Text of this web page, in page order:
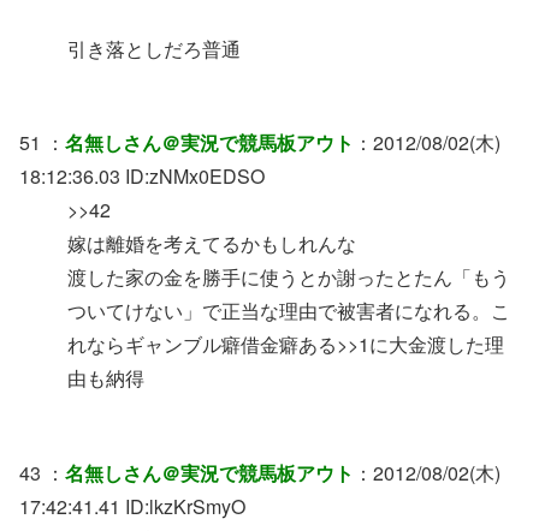
引き落としだろ普通
51 ： 名無しさん＠実況で競馬板アウト ：2012/08/02(木)
18:12:36.03 ID:zNMx0EDSO
>>42
嫁は離婚を考えてるかもしれんな
渡した家の金を勝手に使うとか謝ったとたん「もう
ついてけない」で正当な理由で被害者になれる。こ
れならギャンブル癖借金癖ある>>1に大金渡した理
由も納得
43 ： 名無しさん＠実況で競馬板アウト ：2012/08/02(木)
17:42:41.41 ID:lkzKrSmyO